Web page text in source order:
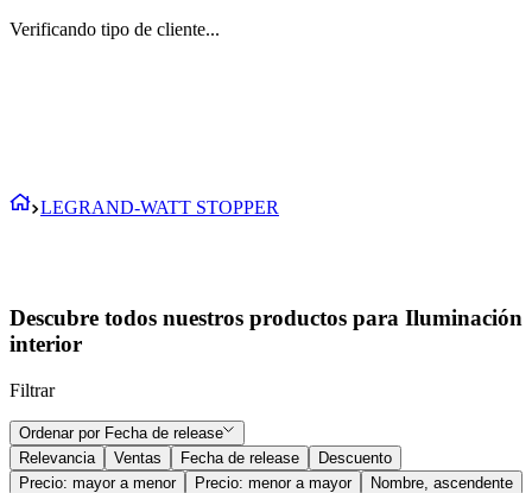
Verificando tipo de cliente...
LEGRAND-WATT STOPPER
Descubre todos nuestros productos para Iluminación
interior
Filtrar
Ordenar por Fecha de release
Relevancia
Ventas Fecha de release
Descuento
Precio: mayor a menor
Precio: menor a mayor
Nombre, ascendente